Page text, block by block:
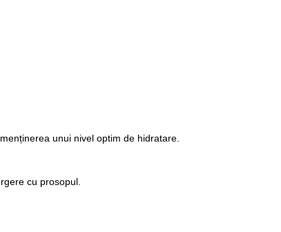
unui nivel optim de hidratare.
cu prosopul.